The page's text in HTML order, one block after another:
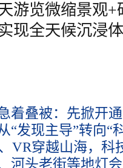
览微缩景观+
现全天候沉浸体
着叠被：先掀开
“发现主导”转向“
VR穿越山海，科
河头老街等地灯